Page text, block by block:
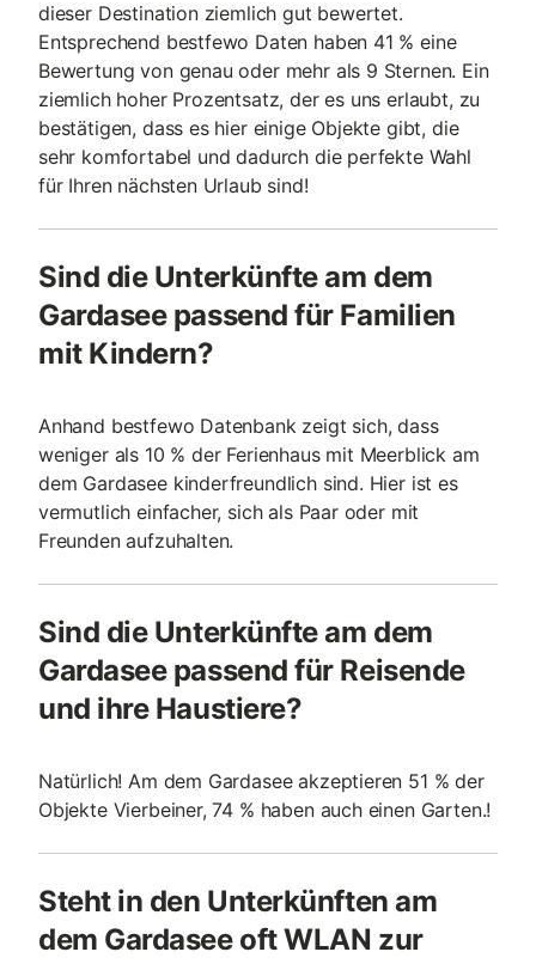
dieser Destination ziemlich gut bewertet.
Entsprechend bestfewo Daten haben 41 % eine
Bewertung von genau oder mehr als 9 Sternen. Ein
ziemlich hoher Prozentsatz, der es uns erlaubt, zu
bestätigen, dass es hier einige Objekte gibt, die
sehr komfortabel und dadurch die perfekte Wahl
für Ihren nächsten Urlaub sind!
Sind die Unterkünfte am dem
Gardasee passend für Familien
mit Kindern?
Anhand bestfewo Datenbank zeigt sich, dass
weniger als 10 % der Ferienhaus mit Meerblick am
dem Gardasee kinderfreundlich sind. Hier ist es
vermutlich einfacher, sich als Paar oder mit
Freunden aufzuhalten.
Sind die Unterkünfte am dem
Gardasee passend für Reisende
und ihre Haustiere?
Natürlich! Am dem Gardasee akzeptieren 51 % der
Objekte Vierbeiner, 74 % haben auch einen Garten.!
Steht in den Unterkünften am
dem Gardasee oft WLAN zur